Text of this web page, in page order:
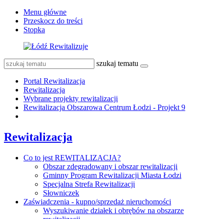
Menu główne
Przeskocz do treści
Stopka
szukaj tematu
Portal Rewitalizacja
Rewitalizacja
Wybrane projekty rewitalizacji
Rewitalizacja Obszarowa Centrum Łodzi - Projekt 9
Rewitalizacja
Co to jest REWITALIZACJA?
Obszar zdegradowany i obszar rewitalizacji
Gminny Program Rewitalizacji Miasta Łodzi
Specjalna Strefa Rewitalizacji
Słowniczek
Zaświadczenia - kupno/sprzedaż nieruchomości
Wyszukiwanie działek i obrębów na obszarze